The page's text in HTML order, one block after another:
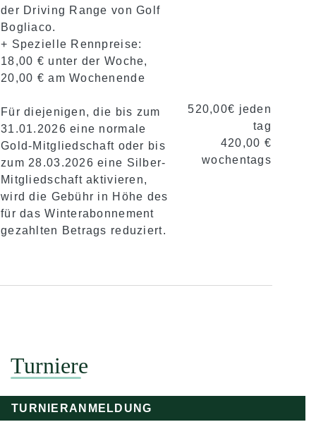
der Driving Range von Golf
Bogliaco.
+ Spezielle Rennpreise:
18,00 € unter der Woche,
20,00 € am Wochenende
Für diejenigen, die bis zum
31.01.2026 eine normale
Gold-Mitgliedschaft oder bis
zum 28.03.2026 eine Silber-
Mitgliedschaft aktivieren,
wird die Gebühr in Höhe des
für das Winterabonnement
gezahlten Betrags reduziert.
520,00€ jeden
tag
420,00 €
wochentags
Turniere
TURNIERANMELDUNG